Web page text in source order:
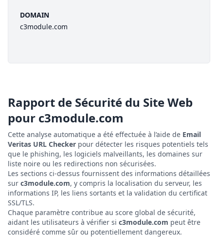
DOMAIN
c3module.com
Rapport de Sécurité du Site Web
pour c3module.com
Cette analyse automatique a été effectuée à l’aide de Email
Veritas URL Checker pour détecter les risques potentiels tels
que le phishing, les logiciels malveillants, les domaines sur
liste noire ou les redirections non sécurisées.
Les sections ci-dessus fournissent des informations détaillées
sur c3module.com, y compris la localisation du serveur, les
informations IP, les liens sortants et la validation du certificat
SSL/TLS.
Chaque paramètre contribue au score global de sécurité,
aidant les utilisateurs à vérifier si c3module.com peut être
considéré comme sûr ou potentiellement dangereux.